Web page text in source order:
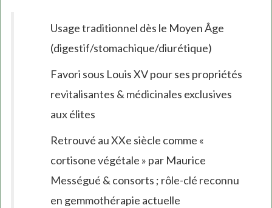
Usage traditionnel dès le Moyen Âge
(digestif/stomachique/diurétique)
Favori sous Louis XV pour ses propriétés
revitalisantes & médicinales exclusives
aux élites
Retrouvé au XXe siècle comme «
cortisone végétale » par Maurice
Mességué & consorts ; rôle-clé reconnu
en gemmothérapie actuelle